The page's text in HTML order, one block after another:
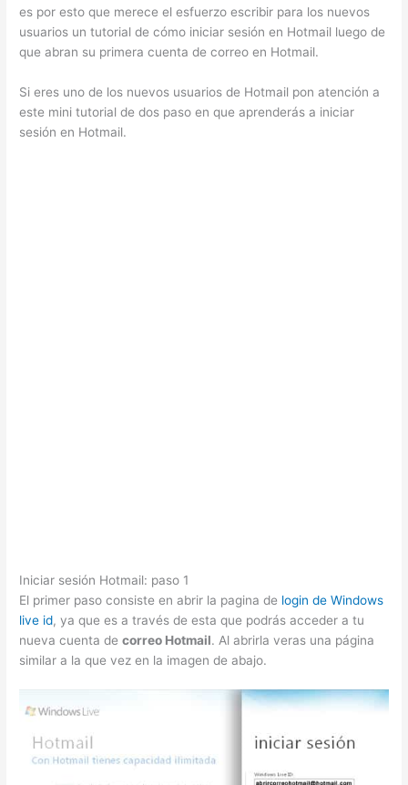
es por esto que merece el esfuerzo escribir para los nuevos
usuarios un tutorial de cómo iniciar sesión en Hotmail luego de
que abran su primera cuenta de correo en Hotmail.
Si eres uno de los nuevos usuarios de Hotmail pon atención a
este mini tutorial de dos paso en que aprenderás a iniciar
sesión en Hotmail.
Iniciar sesión Hotmail: paso 1
El primer paso consiste en abrir la pagina de login de Windows
live id, ya que es a través de esta que podrás acceder a tu
nueva cuenta decorreo Hotmail. Al abrirla veras una página
similar a la que vez en la imagen de abajo.